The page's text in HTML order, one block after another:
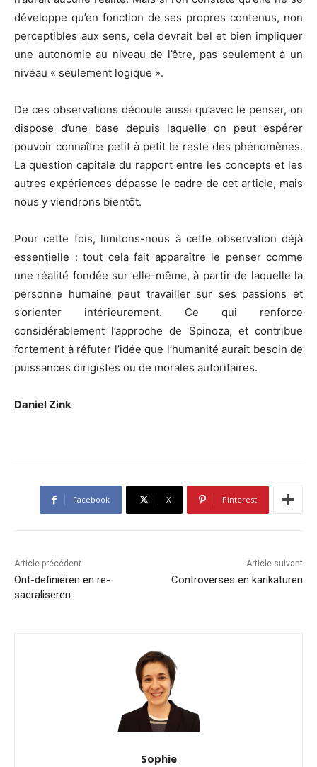
développe qu’en fonction de ses propres contenus, non
perceptibles aux sens, cela devrait bel et bien impliquer
une autonomie au niveau de l’être, pas seulement à un
niveau « seulement logique ».
De ces observations découle aussi qu’avec le penser, on
dispose d’une base depuis laquelle on peut espérer
pouvoir connaître petit à petit le reste des phénomènes.
La question capitale du rapport entre les concepts et les
autres expériences dépasse le cadre de cet article, mais
nous y viendrons bientôt.
Pour cette fois, limitons-nous à cette observation déjà
essentielle : tout cela fait apparaître le penser comme
une réalité fondée sur elle-même, à partir de laquelle la
personne humaine peut travailler sur ses passions et
s’orienter intérieurement. Ce qui renforce
considérablement l’approche de Spinoza, et contribue
fortement à réfuter l’idée que l’humanité aurait besoin de
puissances dirigistes ou de morales autoritaires.
Daniel Zink
Facebook X Pinterest
Article précédent
Ont-definiëren en re-
sacraliseren
Article suivant
Controverses en karikaturen
Sophie